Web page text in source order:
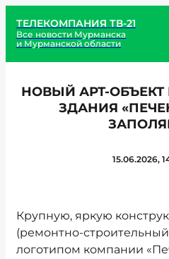
ТЕЛЕКОМПАНИЯ ТВ-21
Все новости Мурманска
и Мурманской области
НОВЫЙ АРТ-
ЗДАНИЯ
15.06.2026,
Крупную, яркую
(ремонтно-
логотипом компании